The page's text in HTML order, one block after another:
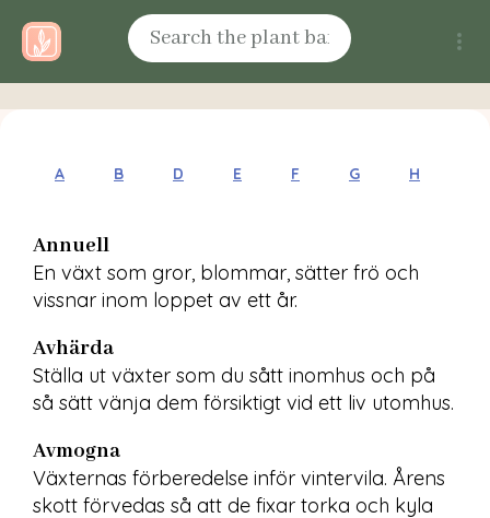
A B D E F G H
Annuell
En växt som gror, blommar, sätter frö och
vissnar inom loppet av ett år.
Avhärda
Ställa ut växter som du sått inomhus och på
så sätt vänja dem försiktigt vid ett liv utomhus.
Avmogna
Växternas förberedelse inför vintervila. Årens
skott förvedas så att de fixar torka och kyla